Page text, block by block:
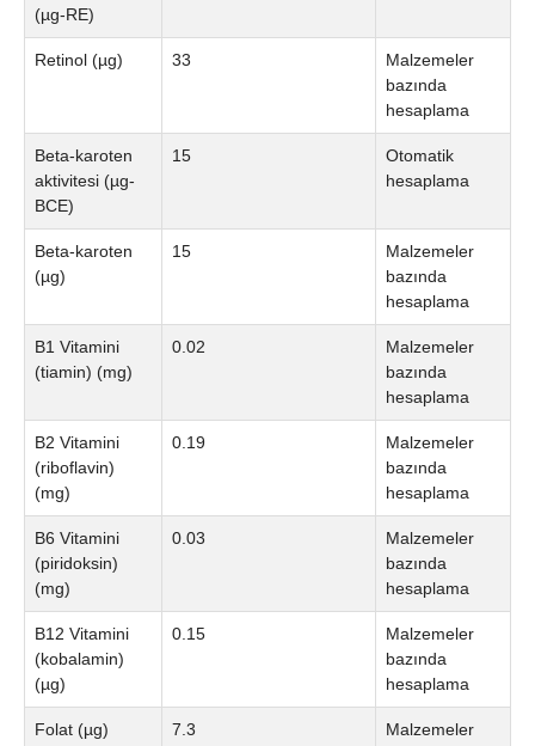
(µg-RE)
Retinol (µg) 33
Malzemeler
bazında
hesaplama
Beta-karoten
aktivitesi (µg-
BCE)
15
Otomatik
hesaplama
Beta-karoten
(µg)
15
Malzemeler
bazında
hesaplama
B1 Vitamini
(tiamin) (mg)
0.02
Malzemeler
bazında
hesaplama
B2 Vitamini
(riboflavin)
(mg)
0.19
Malzemeler
bazında
hesaplama
B6 Vitamini
(piridoksin)
(mg)
0.03
Malzemeler
bazında
hesaplama
B12 Vitamini
(kobalamin)
(µg)
0.15
Malzemeler
bazında
hesaplama
Folat (µg) 7.3
Malzemeler